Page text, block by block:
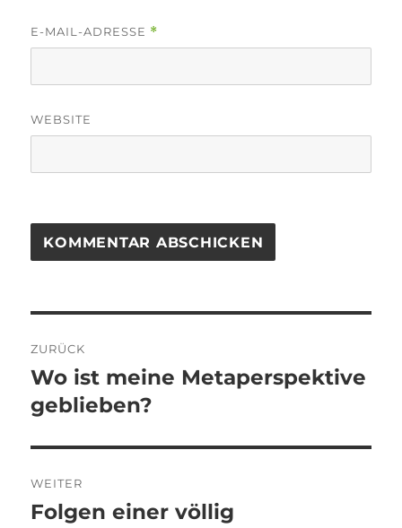
E-MAIL-ADRESSE *
WEBSITE
ZURÜCK
Vorheriger
Beitrag:
Wo ist meine Metaperspektive
geblieben?
WEITER
Nächster
Folgen einer völlig